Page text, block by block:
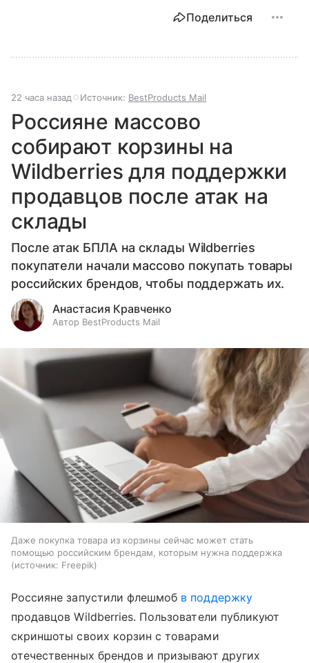
Поделиться
22 часа назад Источник: BestProducts Mail
Россияне массово
собирают корзины на
Wildberries для поддержки
продавцов после атак на
склады
После атак БПЛА на склады Wildberries
покупатели начали массово покупать товары
российских брендов, чтобы поддержать их.
Анастасия Кравченко
Автор BestProducts Mail
Даже покупка товара из корзины сейчас может стать
помощью российским брендам, которым нужна поддержка
источник: Freepik
Россияне запустили флешмоб в поддержку
продавцов Wildberries. Пользователи публикуют
скриншоты своих корзин с товарами
отечественных брендов и призывают других